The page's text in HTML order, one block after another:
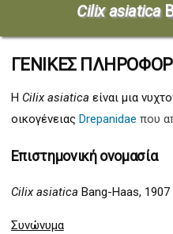
Cilix asiatica
ΓΕΝΙΚΕΣ
Η Cilix asiatica είναι μια
οικογένειας Drepanidae που
Επιστημονική ονομασία
Cilix asiatica Bang-Haas, 1907
Συνώνυμα